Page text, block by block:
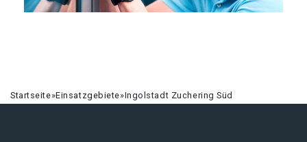
Startseite»Einsatzgebiete»Ingolstadt Zuchering Süd